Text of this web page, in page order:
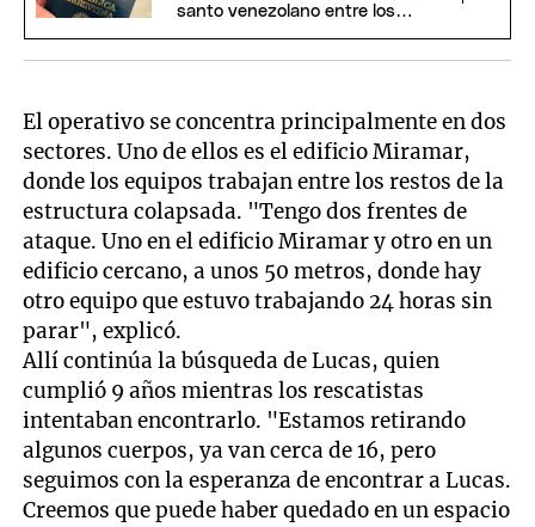
santo venezolano entre los
El operativo se concentra principalmente en dos
sectores. Uno de ellos es el edificio Miramar,
donde los equipos trabajan entre los restos de la
estructura colapsada. "Tengo dos frentes de
ataque. Uno en el edificio Miramar y otro en un
edificio cercano, a unos 50 metros, donde hay
otro equipo que estuvo trabajando 24 horas sin
parar", explicó.
Allí continúa la búsqueda de Lucas, quien
cumplió 9 años mientras los rescatistas
intentaban encontrarlo. "Estamos retirando
algunos cuerpos, ya van cerca de 16, pero
seguimos con la esperanza de encontrar a Lucas.
Creemos que puede haber quedado en un espacio